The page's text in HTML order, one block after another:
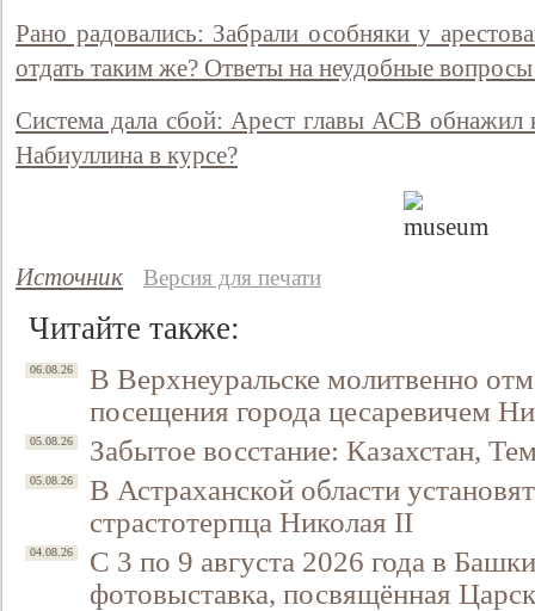
Рано радовались: Забрали особняки у
отдать таким же? Ответы на неудобные
Система дала сбой: Арест главы АСВ обнажил
Набиуллина в курсе?
Источник Версия для печати
Читайте также:
06.08.26
В Верхнеуральске молитвенно
посещения города цесаревичем
05.08.26 Забытое восстание: Казахстан,
05.08.26
В Астраханской области
страстотерпца Николая II
04.08.26
С 3 по 9 августа 2026 года в
фотовыставка, посвящённая
Свидетельство